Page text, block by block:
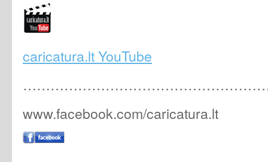
caricatura.lt YouTube
www.facebook.com/caricatura.lt